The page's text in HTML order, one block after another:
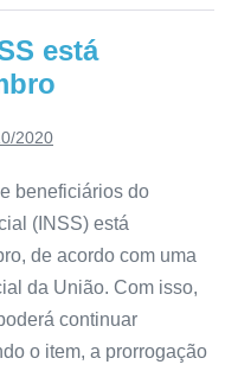
está
2020
beneficiários do
(INSS) está
de acordo com uma
da União. Com isso,
continuar
o item, a prorrogação